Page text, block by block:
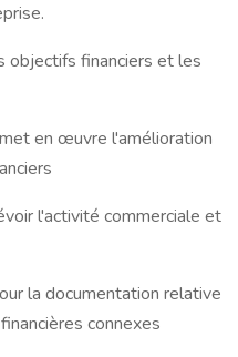
objectifs financiers et les
en œuvre l'amélioration
l'activité commerciale et
la documentation relative
connexes